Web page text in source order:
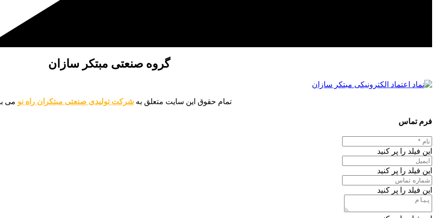
گروه صنعتی مبتکر سازان
تمام حقوق این سایت متعلق به شرکت تولیدی صنعتی مبتکران راه نو می
فرم تماس
این فیلد را پر کنید
این فیلد را پر کنید
این فیلد را پر کنید